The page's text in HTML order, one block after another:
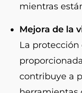
mientras
Mejora de la
La protección
contribuye a